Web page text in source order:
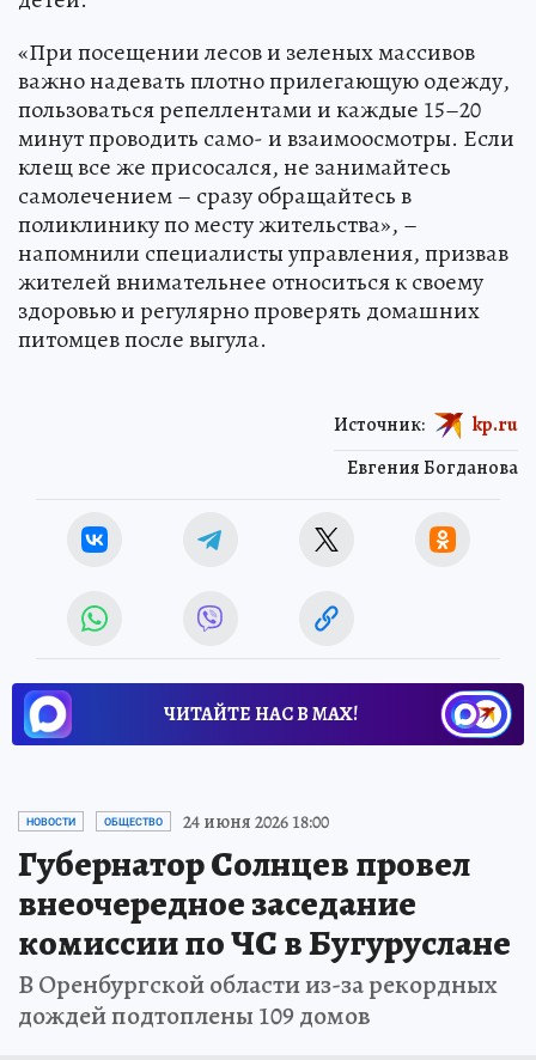
«При посещении лесов и зеленых массивов
важно надевать плотно прилегающую одежду,
пользоваться репеллентами и каждые 15–20
минут проводить само- и взаимоосмотры. Если
клещ все же присосался, не занимайтесь
самолечением – сразу обращайтесь в
поликлинику по месту жительства», –
напомнили специалисты управления, призвав
жителей внимательнее относиться к своему
здоровью и регулярно проверять домашних
питомцев после выгула.
Евгения Богданова
Источник: kp.ru
ЧИТАЙТЕ НАС В МАХ!
НОВОСТИ ОБЩЕСТВО 24 июня 2026 18:00
Губернатор Солнцев провел
внеочередное заседание
комиссии по ЧС в Бугуруслане
В Оренбургской области из-за рекордных
дождей подтоплены 109 домов